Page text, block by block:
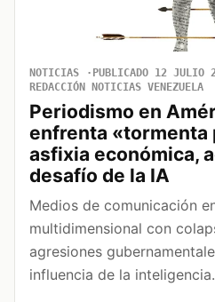
NOTICIAS PUBLICADO 12 JULIO
REDACCIÓN NOTICIAS VENEZUELA
Periodismo en
enfrenta «tormenta
asfixia económica,
desafío de la IA
Medios de comunicación
multidimensional con
agresiones
influencia de la